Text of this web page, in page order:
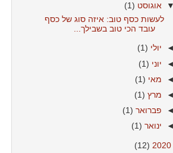
▼ אוגוסט (1)
לעשות כסף טוב: איזה סוג של כסף
עובד הכי טוב בשבילך...
◄ יולי (1)
◄ יוני (1)
◄ מאי (1)
◄ מרץ (1)
◄ פברואר (1)
◄ ינואר (1)
2020
(12)